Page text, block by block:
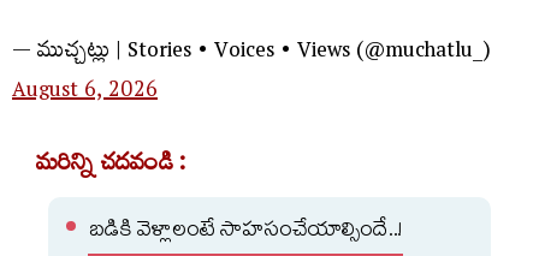
— ముచ్చట్లు | Stories • Voices • Views (@muchatlu_)
August 6, 2026
మరిన్ని చదవండి :
బడికి వెళ్లాలంటే సాహసంచేయాల్సిందే..!